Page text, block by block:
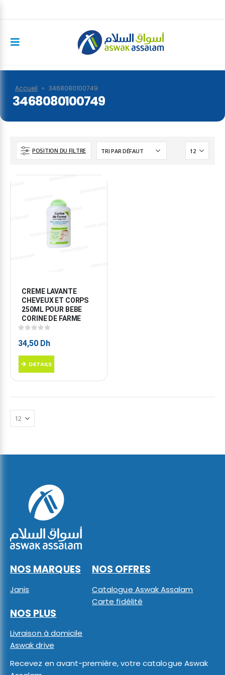
Accueil » 3468080100749
3468080100749
POSITION DU FILTRE
CREME LAVANTE
CHEVEUX ET CORPS
250ML POUR BEBE
CORINE DE FARME
34,50 Dh
DETAILS
NOS MARQUES
Janis
NOS OFFRES
Catalogue Aswak Assalam
Carte fidélité
NOS PLUS
Livraison à domicile
Aswak drive
Recevez en avant-première, votre catalogue Aswak